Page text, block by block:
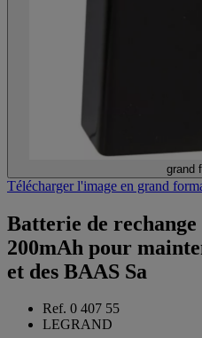
grand
Télécharger l'image en grand
Batterie de
200mAh pour
et des BAAS Sa
Ref. 0 407 55
LEGRAND